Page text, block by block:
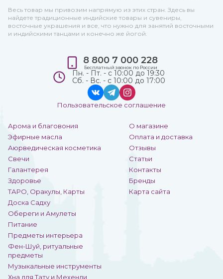
Весь товар мы привозим напрямую из этих стран. Здесь вы
найдете традиционные индийские товары и сувениры,
восточные украшения и все, что нужно для занятий восточными
и индийскими танцами и конечно же йогой.
Арома и благовония
Эфирные масла
Аюрведическая косметика
Свечи
Галантерея
Здоровье
ТАРО, Оракулы, Карты
Доска Садху
Обереги и Амулеты
Питание
Предметы интерьера
Фен-Шуй, ритуальные
предметы
Музыкальные инструменты
Хна для Тату и Мехенди
О магазине
Оплата и доставка
Отзывы
Статьи
Контакты
Бренды
Карта сайта
8 800 7 000 228
Бесплатный звонок по России
Пн. - Пт. - с 10:00 до 19:30
Сб. - Вс. - с 10:00 до 17:00
Пользовательское соглашение